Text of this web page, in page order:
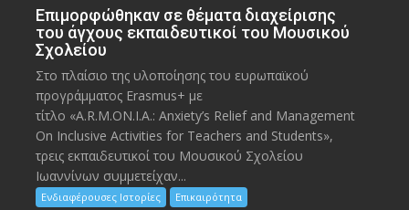
Eπιμορφώθηκαν σε θέματα διαχείρισης
του άγχους εκπαιδευτικοί του Μουσικού
Σχολείου
Στο πλαίσιο της υλοποίησης του ευρωπαϊκού
προγράμματος Erasmus+ με
τίτλο «A.R.M.ON.I.A.: Anxiety’s Relief and Management
On Inclusive Activities for Teachers and Students»,
τρεις εκπαιδευτικοί του Μουσικού Σχολείου
Ιωαννίνων συμμετείχαν...
Ενδιαφέρουσες Ιστορίες Επικαιρότητα